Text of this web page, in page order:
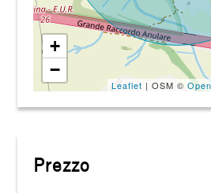
+
−
Leaflet | OSM ©
Prezzo